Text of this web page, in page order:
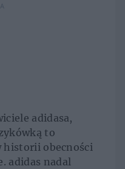
adidasa,
to
obecności
adidas nadal